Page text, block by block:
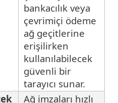
bankacılık veya
çevrimiçi ödeme
ağ geçitlerine
erişilirken
kullanılabilecek
güvenli bir
tarayıcı sunar.
Ağ imzaları hızlı